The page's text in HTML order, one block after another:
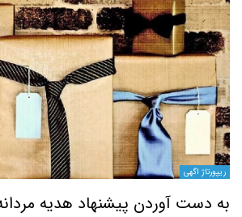
آوردن پیشنهاد هدیه مردانه